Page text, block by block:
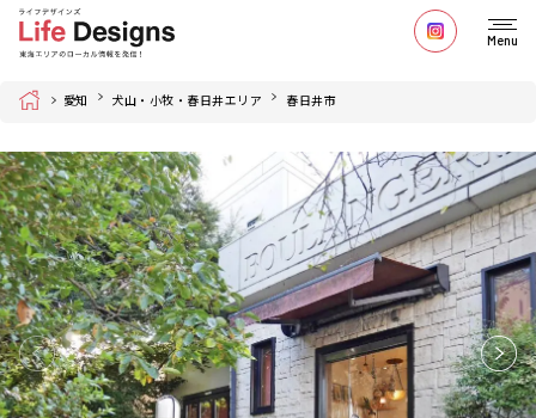
Menu
Home 愛知 犬山・小牧・春日井エリア 春日井市